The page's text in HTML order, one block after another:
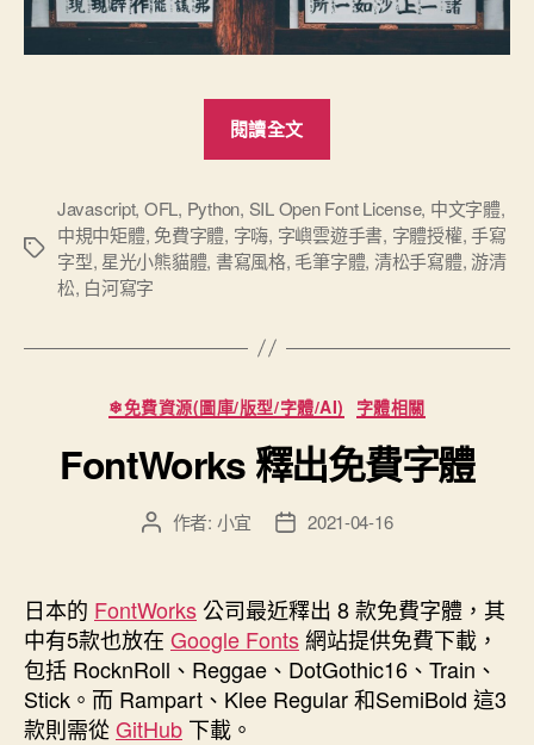
閱讀全文
費
可
商
文
寫
型：
光
小
熊
貓
標
Javascript, OFL, Python, SIL Open Font License, 中文字體,
中規中矩體, 免費字體, 字嗨, 字嶼雲遊手書, 字體授權,手寫
字型, 星光小熊貓體, 書寫風格, 毛筆字體, 清松手寫體, 游清
松, 白河寫字
分
類
❄免費資源(圖庫/版型/字體/AI) 字體相關
FontWorks 釋出免費字體
文
者
作者: 小宜
文
佈
日
期
2021-04-16
日本的 FontWorks公司最近釋出 8 款免費字體，其
中有5款也放在 Google Fonts網站提供免費下載，
包括 RocknRoll、Reggae、DotGothic16、Train、
Stick。而 Rampart、Klee Regular 和SemiBold 這3
款則需從GitHub 下載。